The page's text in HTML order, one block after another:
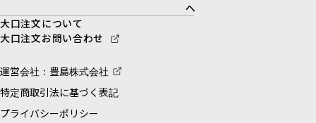
へ
大口注文について
大口注文お問い合わせ
運営会社：豊島株式会社
特定商取引法に基づく表記
プライバシーポリシー